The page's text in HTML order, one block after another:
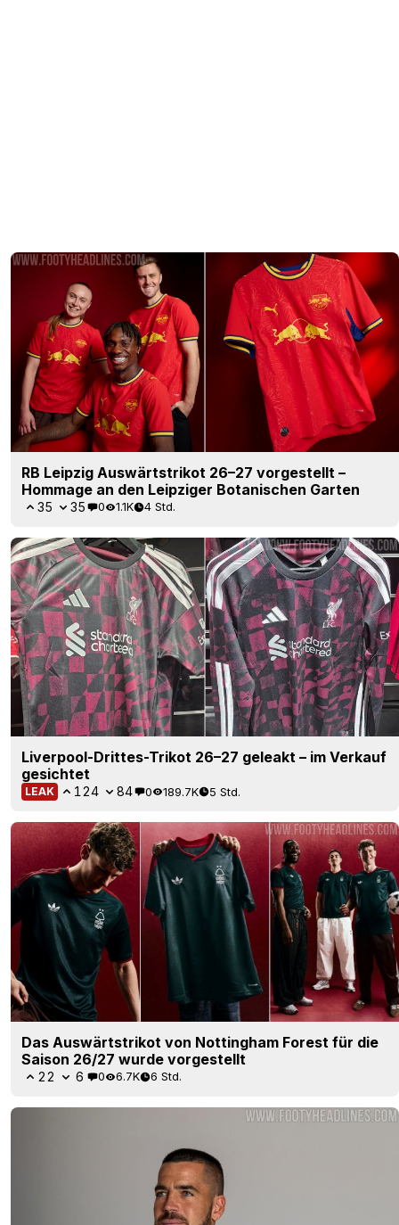
RB Leipzig Auswärtstrikot 26–27 vorgestellt –
Hommage an den Leipziger Botanischen Garten
35 35 0 1.1K 4 Std.
Liverpool-Drittes-Trikot 26–27 geleakt – im Verkauf
gesichtet
LEAK 124 84 0 189.7K 5 Std.
Das Auswärtstrikot von Nottingham Forest für die
Saison 26/27 wurde vorgestellt
22 6 0 6.7K 6 Std.